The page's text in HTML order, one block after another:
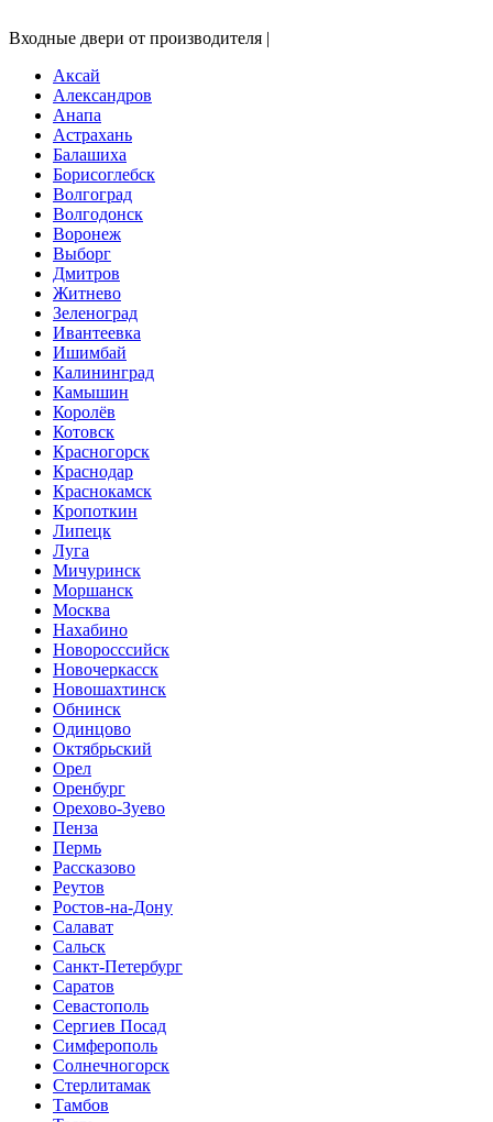
Входные двери от производителя |
Аксай
Александров
Анапа
Астрахань
Балашиха
Борисоглебск
Волгоград
Волгодонск
Воронеж
Выборг
Дмитров
Житнево
Зеленоград
Ивантеевка
Ишимбай
Калининград
Камышин
Королёв
Котовск
Красногорск
Краснодар
Краснокамск
Кропоткин
Липецк
Луга
Мичуринск
Моршанск
Москва
Нахабино
Новоросссийск
Новочеркасск
Новошахтинск
Обнинск
Одинцово
Октябрьский
Орел
Оренбург
Орехово-Зуево
Пенза
Пермь
Рассказово
Реутов
Ростов-на-Дону
Салават
Сальск
Санкт-Петербург
Саратов
Севастополь
Сергиев Посад
Симферополь
Солнечногорск
Стерлитамак
Тамбов